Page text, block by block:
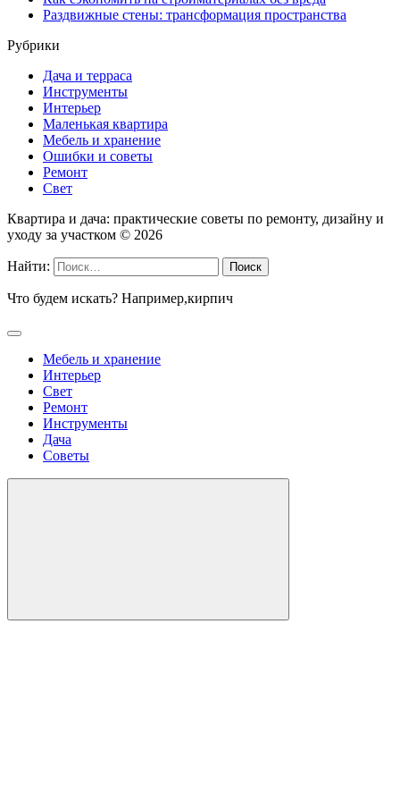
Раздвижные стены: трансформация пространства
Рубрики
Дача и терраса
Инструменты
Интерьер
Маленькая квартира
Мебель и хранение
Ошибки и советы
Ремонт
Свет
Квартира и дача: практические советы по ремонту, дизайну и
уходу за участком © 2026
Найти:
Что будем искать? Например,кирпич
Мебель и хранение
Интерьер
Свет
Ремонт
Инструменты
Дача
Советы